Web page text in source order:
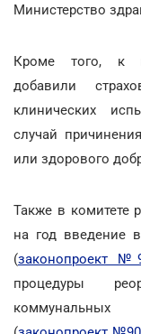
Министерство
Кроме того, к
добавили
клинических
случай
или здорового
Также в комитете
на год введение
(законопроект
процедуры
коммунальных